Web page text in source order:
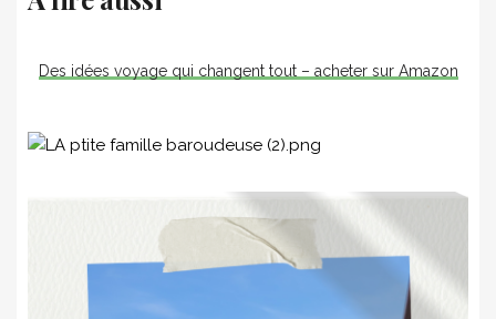
Des idées voyage qui changent tout – acheter sur Amazon